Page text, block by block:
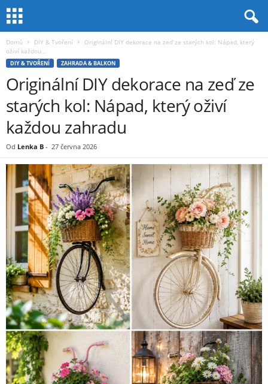
Domů DIY & Tvoření
Originální DIY dekorace na zeď ze starých kol: Nápad, který
oživí každou...
DIY & TVOŘENÍ ZAHRADA & BALKON
Originální DIY dekorace na zeď ze
starých kol: Nápad, který oživí
každou zahradu
Od Lenka B - 27 června 2026